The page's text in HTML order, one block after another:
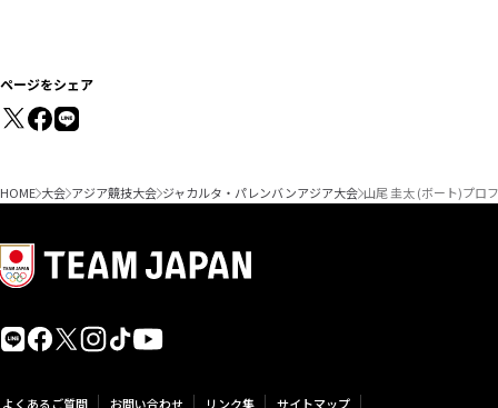
ページをシェア
HOME 大会 アジア競技大会 ジャカルタ・パレンバンアジア大会 山尾 圭太 (ボート)プロ
よくあるご質問 お問い合わせ リンク集 サイトマップ